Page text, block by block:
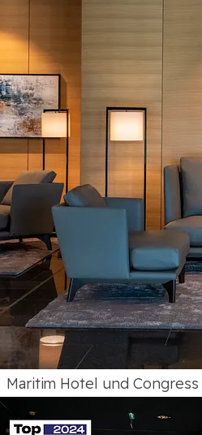
Maritim Hotel und